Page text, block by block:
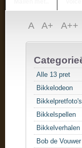
A A+ A++
Alle 13 pret
Bikkelodeon
Bikkelpretfoto's
Bikkelspellen
Bikkelverhalen
Bob de Vouwer